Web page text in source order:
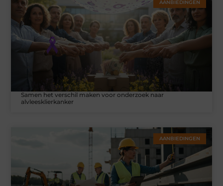
AANBIEDINGEN
Samen het verschil maken voor onderzoek naar
alvleesklierkanker
AANBIEDINGEN